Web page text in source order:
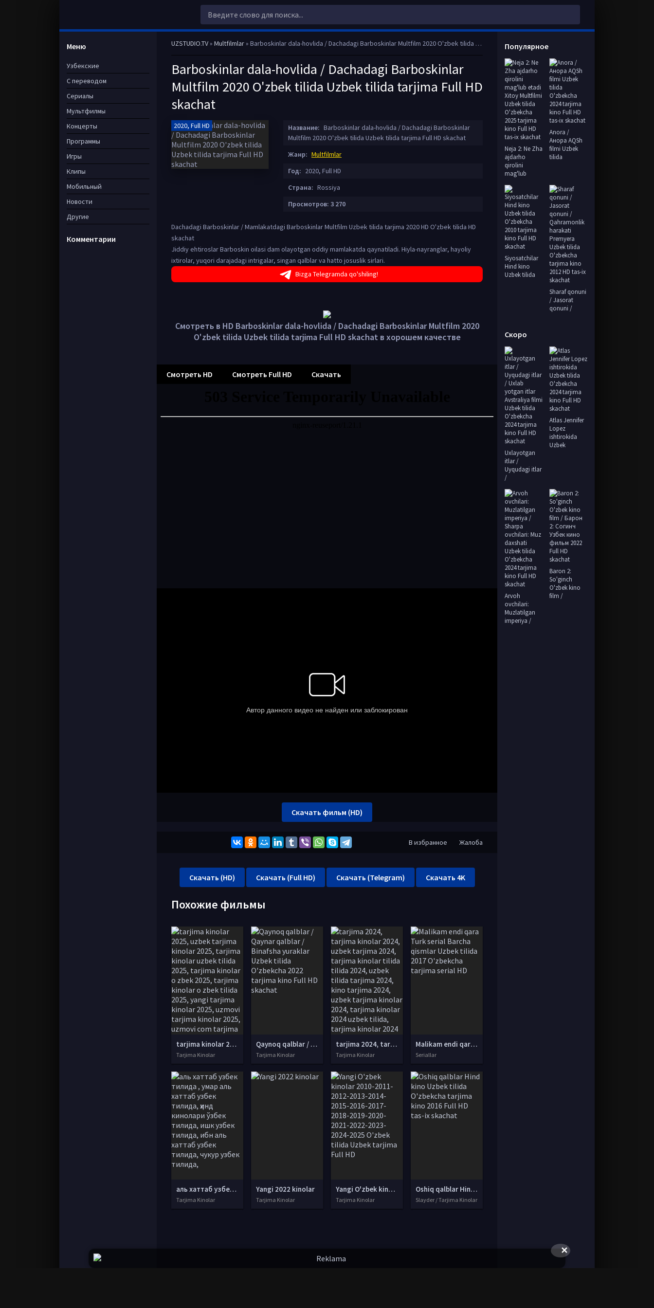
UZSTUDIO.TV» Multfilmlar» Barboskinlar dala-hovlida / Dachadagi Barboskinlar Multfilm 2020 O'zbek tilida Uzbek tilida tarjima Full HD skachat
Barboskinlar dala-hovlida / Dachadagi Barboskinlar
Multfilm 2020 O'zbek tilida Uzbek tilida tarjima Full HD
skachat
2020, Full HD Название: Barboskinlar dala-hovlida / Dachadagi Barboskinlar
Multfilm 2020 O'zbek tilida Uzbek tilida tarjima Full HD skachat
Жанр: Multfilmlar
Год: 2020, Full HD
Страна: Rossiya
Просмотров: 3 270
Dachadagi Barboskinlar / Mamlakatdagi Barboskinlar Multfilm Uzbek tilida tarjima 2020 HD O'zbek tilida HD
skachat
Jiddiy ehtiroslar Barboskin oilasi dam olayotgan oddiy mamlakatda qaynatiladi. Hiyla-nayranglar, hayoliy
ixtirolar, yuqori darajadagi intrigalar, singan qalblar va hatto josuslik sirlari.
Bizga Telegramda qo'shiling!
Смотреть в HD Barboskinlar dala-hovlida / Dachadagi Barboskinlar Multfilm 2020
O'zbek tilida Uzbek tilida tarjima Full HD skachat в хорошем качестве
Смотреть HD Смотреть Full HD Скачать
Скачать фильм (HD)
В избранное Жалоба
Скачать (HD) Скачать (Full HD) Скачать (Telegram) Скачать 4K
Похожие фильмы
tarjima kinolar 2025, uzbek tarjima kinolar 2025, tarjima kinolar uzbek tilida 2025, tarjima kinolar o zbek 2025, tarjima kinolar o zbek tilida 2025, yangi tarjima kinolar 2025, uzmovi tarjima kinolar 2025, uzmovi com tarjima kinolar 2025, uzbekcha t
Tarjima Kinolar
Qaynoq qalblar / Qaynar qalblar / Binafsha yuraklar Uzbek tilida O'zbekcha 2022 tarjima kino Full HD skachat
Tarjima Kinolar
tarjima 2024, tarjima kinolar 2024, uzbek tarjima 2024, tarjima kinolar tilida tilida 2024, uzbek tilida tarjima 2024, kino tarjima 2024, uzbek tarjima kinolar 2024, tarjima kinolar 2024 uzbek tilida, tarjima kinolar 2024 o zbek, tarjima kinolar 2024
Tarjima Kinolar
Malikam endi qara Turk serial Barcha qismlar Uzbek tilida 2017 O'zbekcha tarjima serial HD
Seriallar
аль хаттаб узбек тилида , умар аль хаттаб узбек тилида, ҳинд кинолари ўзбек тилида, ишк узбек тилида, ибн аль хаттаб узбек тилида, чукур узбек тилида,
Tarjima Kinolar
Yangi 2022 kinolar
Tarjima Kinolar
Yangi O'zbek kinolar 2010-2011-2012-2013-2014-2015-2016-2017-2018-2019-2020-2021-2022-2023-2024-2025 O'zbek tilida Uzbek tarjima Full HD
Tarjima Kinolar
Oshiq qalblar Hind kino Uzbek tilida O'zbekcha tarjima kino 2016 Full HD tas-ix skachat
Slayder / Tarjima Kinolar
Меню
Узбекские
С переводом
Сериалы
Мультфилмы
Концерты
Программы
Игры
Клипы
Мобильный
Новости
Другие
Комментарии
Популярное
Neja 2: Ne Zha
ajdarho
qirolini
mag'lub
Anora /
Анора AQSh
filmi Uzbek
tilida
Siyosatchilar
Hind kino
Uzbek tilida
Sharaf qonuni
/ Jasorat
qonuni /
Скоро
Uxlayotgan
itlar /
Uyqudagi itlar
/
Atlas Jennifer
Lopez
ishtirokida
Uzbek
Arvoh
ovchilari:
Muzlatilgan
imperiya /
Baron 2:
So'ginch
O'zbek kino
film /
✕